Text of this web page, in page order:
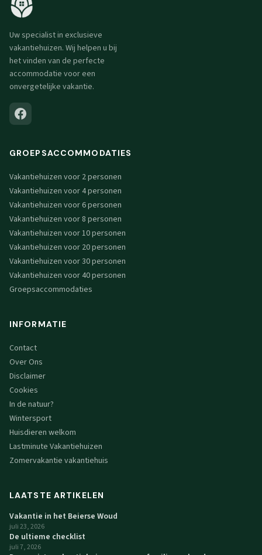
Uw specialist in exclusieve
vakantiehuizen. Wij helpen u bij
het vinden van de perfecte
accommodatie voor een
onvergetelijke vakantie.
GROEPSACCOMMODATIES
Vakantiehuizen voor 2 personen
Vakantiehuizen voor 4 personen
Vakantiehuizen voor 6 personen
Vakantiehuizen voor 8 personen
Vakantiehuizen voor 10 personen
Vakantiehuizen voor 20 personen
Vakantiehuizen voor 30 personen
Vakantiehuizen voor 40 personen
Groepsaccommodaties
INFORMATIE
Contact
Over Ons
Disclaimer
Cookies
In de natuur?
Wintersport
Huisdieren welkom
Lastminute Vakantiehuizen
Zomervakantie vakantiehuis
LAATSTE ARTIKELEN
Vakantie in het Beierse Woud
juli 23, 2026
De ultieme checklist
juli 7, 2026